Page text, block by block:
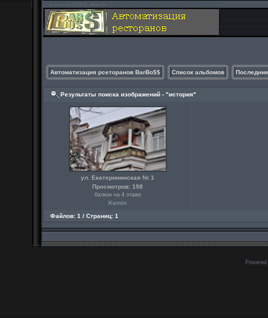
Автоматизация рсеторанов BarBo$$ Список альбомов
Результаты поиска изображений - "история"
ул. Екатерининская № 1
Просмотров: 198
балкон на 4 этаже
Kamin
Файлов: 1 / Страниц: 1